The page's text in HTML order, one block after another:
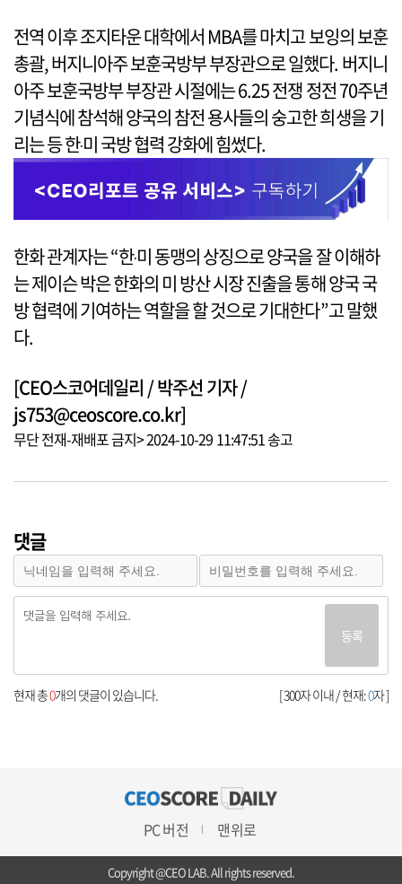
전역 이후 조지타운 대학에서 MBA를 마치고 보잉의 보훈
총괄, 버지니아주 보훈국방부 부장관으로 일했다. 버지니
아주 보훈국방부 부장관 시절에는 6.25 전쟁 정전 70주년
기념식에 참석해 양국의 참전 용사들의 숭고한 희생을 기
리는 등 한‧미 국방 협력 강화에 힘썼다.
한화 관계자는 “한‧미 동맹의 상징으로 양국을 잘 이해하
는 제이슨 박은 한화의 미 방산 시장 진출을 통해 양국 국
방 협력에 기여하는 역할을 할 것으로 기대한다”고 말했
다.
[CEO스코어데일리 / 박주선 기자 /
js753@ceoscore.co.kr]
무단 전재-재배포 금지> 2024-10-29 11:47:51 송고
댓글
등록
[ 300자 이내 / 현재:0자 ]
현재 총0개의 댓글이 있습니다.
PC 버전 맨위로
Copyright @CEO LAB. All rights reserved.